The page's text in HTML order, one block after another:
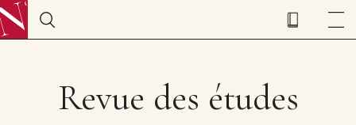
Revue des études